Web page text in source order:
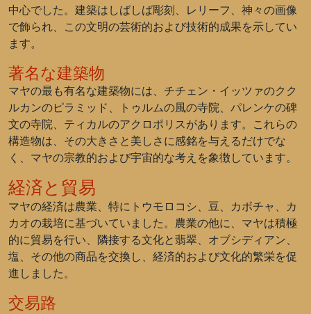
中心でした。建築はしばしば彫刻、レリーフ、神々の画像
で飾られ、この文明の芸術的および技術的成果を示してい
ます。
著名な建築物
マヤの最も有名な建築物には、チチェン・イッツァのクク
ルカンのピラミッド、トゥルムの風の寺院、パレンケの碑
文の寺院、ティカルのアクロポリスがあります。これらの
構造物は、その大きさと美しさに感銘を与えるだけでな
く、マヤの宗教的および宇宙的な考えを象徴しています。
経済と貿易
マヤの経済は農業、特にトウモロコシ、豆、カボチャ、カ
カオの栽培に基づいていました。農業の他に、マヤは積極
的に貿易を行い、隣接する文化と翡翠、オブシディアン、
塩、その他の商品を交換し、経済的および文化的繁栄を促
進しました。
交易路